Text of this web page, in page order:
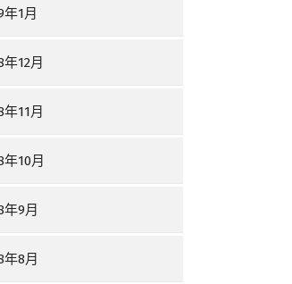
年1月
年12月
年11月
年10月
年9月
年8月